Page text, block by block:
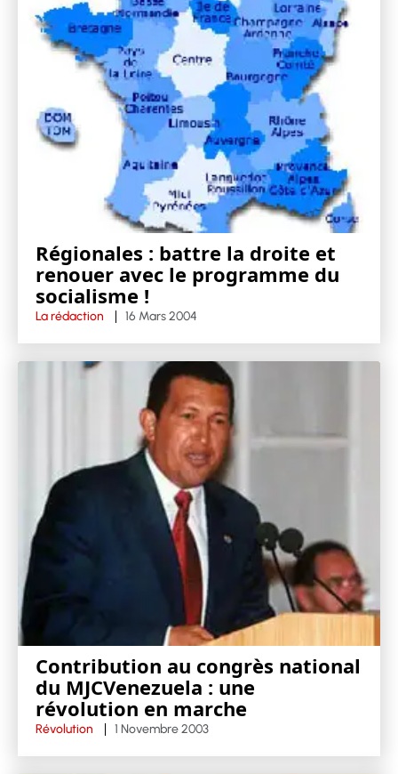
Régionales : battre la droite et
renouer avec le programme du
socialisme !
La rédaction 16 Mars 2004
Contribution au congrès national
du MJCVenezuela : une
révolution en marche
Révolution 1 Novembre 2003